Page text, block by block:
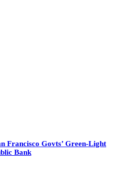
Francisco Govts’ Green-Light
Bank